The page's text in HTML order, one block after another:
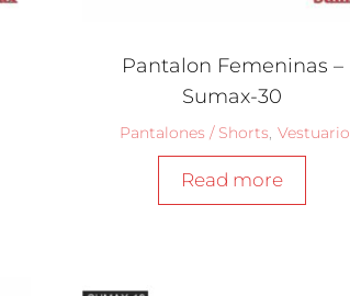
Pantalon Femeninas –
Sumax-30
Pantalones / Shorts Vestuario
Read more